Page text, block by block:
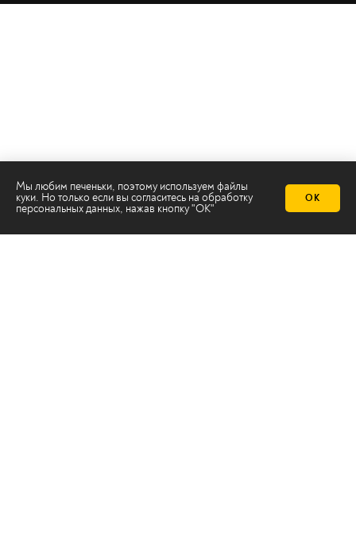
Мы любим печеньки, поэтому используем файлы
куки. Но только если вы согласитесь на обработку
персональных данных, нажав кнопку "ОК"
ОК